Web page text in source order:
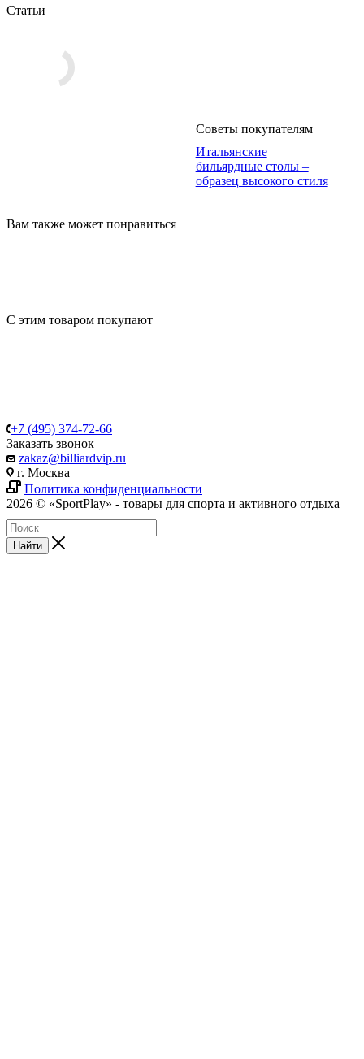
Статьи
Советы покупателям
Итальянские
бильярдные столы –
образец высокого стиля
Вам также может понравиться
С этим товаром покупают
+7 (495) 374-72-66
Заказать звонок
zakaz@billiardvip.ru
г. Москва
Политика конфиденциальности
2026 © «SportPlay» - товары для спорта и активного отдыха
Найти